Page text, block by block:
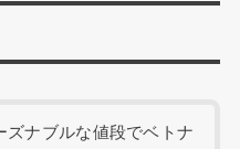
ズナブルな値段でベトナ